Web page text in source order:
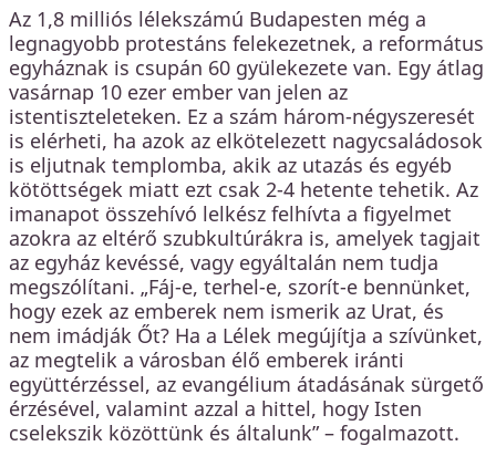
Az 1,8 milliós lélekszámú Budapesten még a
legnagyobb protestáns felekezetnek, a református
egyháznak is csupán 60 gyülekezete van. Egy átlag
vasárnap 10 ezer ember van jelen az
istentiszteleteken. Ez a szám három-négyszeresét
is elérheti, ha azok az elkötelezett nagycsaládosok
is eljutnak templomba, akik az utazás és egyéb
kötöttségek miatt ezt csak 2-4 hetente tehetik. Az
imanapot összehívó lelkész felhívta a figyelmet
azokra az eltérő szubkultúrákra is, amelyek tagjait
az egyház kevéssé, vagy egyáltalán nem tudja
megszólítani. „Fáj-e, terhel-e, szorít-e bennünket,
hogy ezek az emberek nem ismerik az Urat, és
nem imádják Őt? Ha a Lélek megújítja a szívünket,
az megtelik a városban élő emberek iránti
együttérzéssel, az evangélium átadásának sürgető
érzésével, valamint azzal a hittel, hogy Isten
cselekszik közöttünk és általunk” – fogalmazott.